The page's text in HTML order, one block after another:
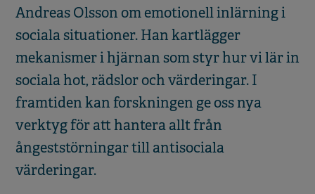
Andreas Olsson om emotionell inlärning i
sociala situationer. Han kartlägger
mekanismer i hjärnan som styr hur vi lär in
sociala hot, rädslor och värderingar. I
framtiden kan forskningen ge oss nya
verktyg för att hantera allt från
ångeststörningar till antisociala
värderingar.